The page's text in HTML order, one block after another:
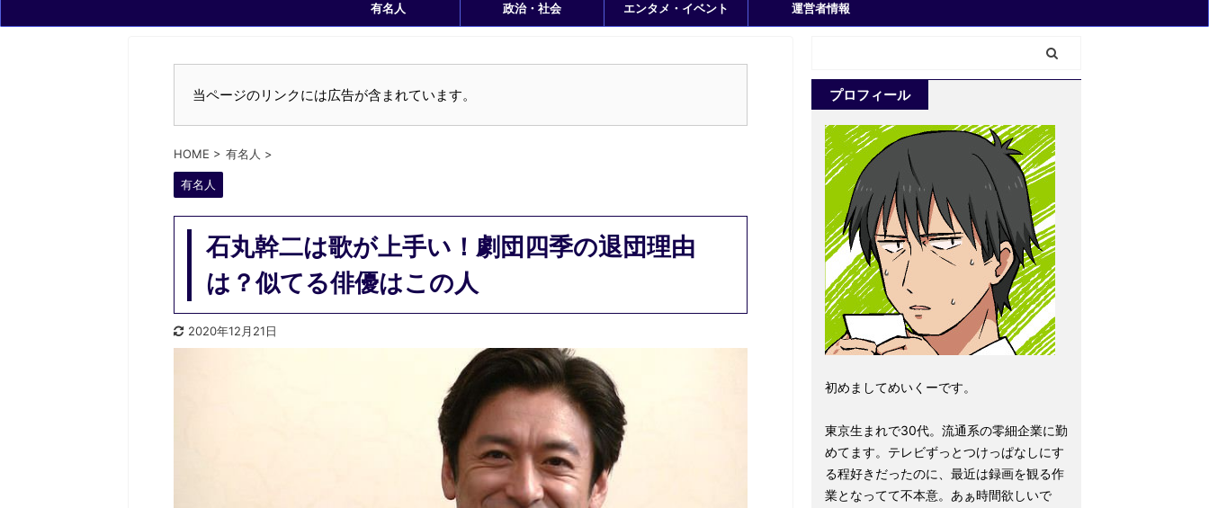
有名人 政治・社会 エンタメ・イベント 運営者情報
当ページのリンクには広告が含まれています。
HOME > 有名人 >
有名人
石丸幹二は歌が上手い！劇団四季の退団理由
は？似てる俳優はこの人
2020年12月21日
プロフィール
初めましてめいくーです。
東京生まれで30代。流通系の零細企業に勤
めてます。テレビずっとつけっぱなしにす
る程好きだったのに、最近は録画を観る作
業となってて不本意。あぁ時間欲しいで